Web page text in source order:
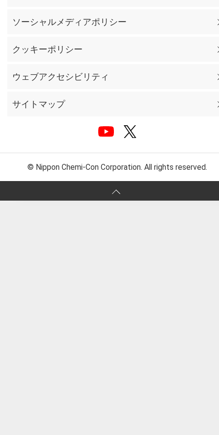
ソーシャルメディアポリシー
クッキーポリシー
ウェブアクセシビリティ
サイトマップ
© Nippon Chemi-Con Corporation. All rights reserved.